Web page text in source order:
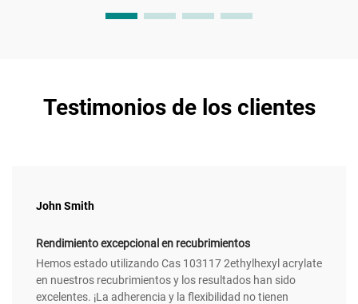
Testimonios de los clientes
John Smith
Rendimiento excepcional en recubrimientos
Hemos estado utilizando Cas 103117 2ethylhexyl acrylate
en nuestros recubrimientos y los resultados han sido
excelentes. ¡La adherencia y la flexibilidad no tienen